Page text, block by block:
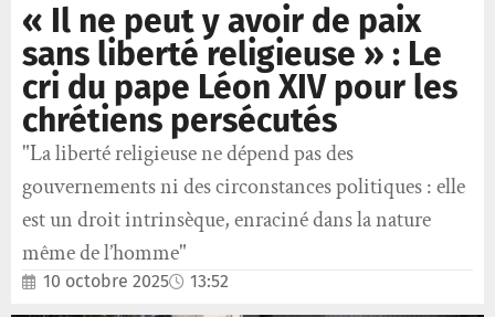
« Il ne peut y avoir de paix
sans liberté religieuse » : Le
cri du pape Léon XIV pour les
chrétiens persécutés
"La liberté religieuse ne dépend pas des
gouvernements ni des circonstances politiques : elle
est un droit intrinsèque, enraciné dans la nature
même de l’homme"
10 octobre 2025 13:52